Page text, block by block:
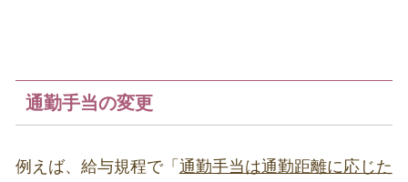
通勤手当の変更
例えば、給与規程で「 通勤手当は通勤距離に応じた